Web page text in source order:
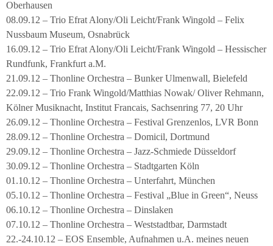
Oberhausen
08.09.12 – Trio Efrat Alony/Oli Leicht/Frank Wingold – Felix
Nussbaum Museum, Osnabrück
16.09.12 – Trio Efrat Alony/Oli Leicht/Frank Wingold – Hessischer
Rundfunk, Frankfurt a.M.
21.09.12 – Thonline Orchestra – Bunker Ulmenwall, Bielefeld
22.09.12 – Trio Frank Wingold/Matthias Nowak/ Oliver Rehmann,
Kölner Musiknacht, Institut Francais, Sachsenring 77, 20 Uhr
26.09.12 – Thonline Orchestra – Festival Grenzenlos, LVR Bonn
28.09.12 – Thonline Orchestra – Domicil, Dortmund
29.09.12 – Thonline Orchestra – Jazz-Schmiede Düsseldorf
30.09.12 – Thonline Orchestra – Stadtgarten Köln
01.10.12 – Thonline Orchestra – Unterfahrt, München
05.10.12 – Thonline Orchestra – Festival „Blue in Green“, Neuss
06.10.12 – Thonline Orchestra – Dinslaken
07.10.12 – Thonline Orchestra – Weststadtbar, Darmstadt
22.-24.10.12 – EOS Ensemble, Aufnahmen u.A. meines neuen